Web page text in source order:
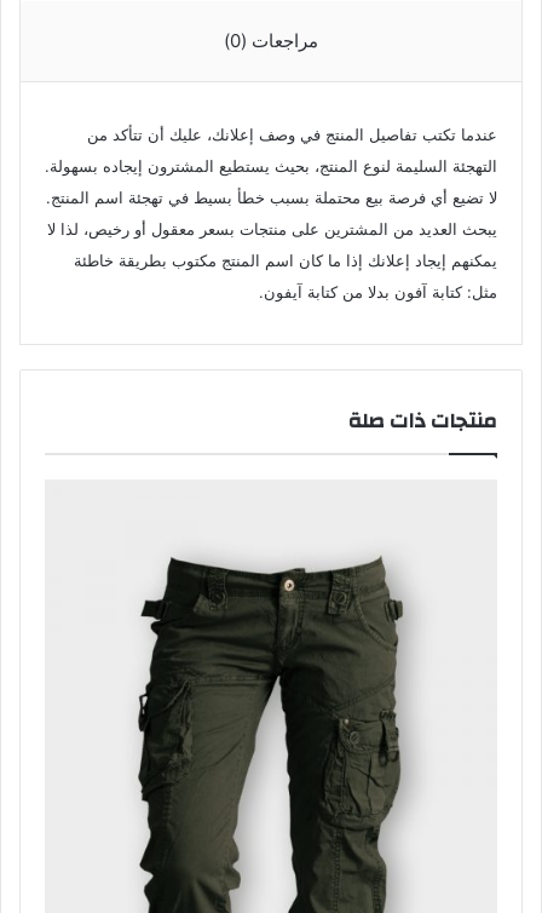
مراجعات (0)
عندما تكتب تفاصيل المنتج في وصف إعلانك، عليك أن تتأكد من
التهجئة السليمة لنوع المنتج، بحيث يستطيع المشترون إيجاده بسهولة.
لا تضيع أي فرصة بيع محتملة بسبب خطأ بسيط في تهجئة اسم المنتج.
يبحث العديد من المشترين على منتجات بسعر معقول أو رخيص، لذا لا
يمكنهم إيجاد إعلانك إذا ما كان اسم المنتج مكتوب بطريقة خاطئة
مثل: كتابة آفون بدلا من كتابة آيفون.
منتجات ذات صلة